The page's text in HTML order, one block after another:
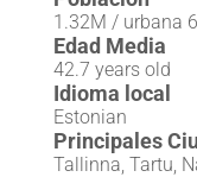
1.32M / urbana
Edad Media
42.7 years old
Idioma local
Estonian
Principales
Tallinna, Tartu,